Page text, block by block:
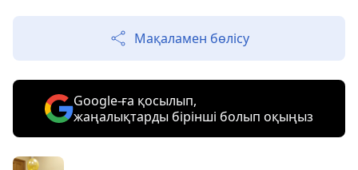
Мақаламен бөлісу
Google-ға қосылып,
жаңалықтарды бірінші болып оқыңыз